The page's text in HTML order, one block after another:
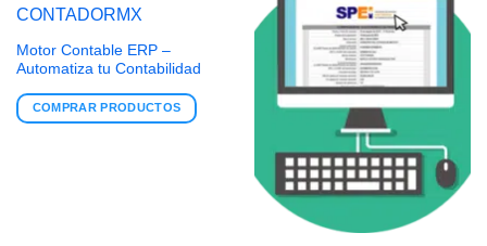
Motor Contable ERP –
Automatiza tu Contabilidad
COMPRAR PRODUCTOS